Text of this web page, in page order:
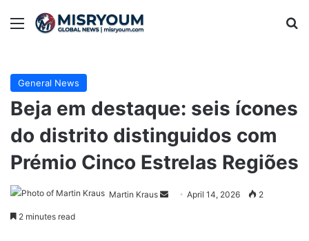
Menu
General News
Beja em destaque: seis ícones
do distrito distinguidos com
Prémio Cinco Estrelas Regiões
Martin Kraus
Send April 14, 2026 2
2 minutes read